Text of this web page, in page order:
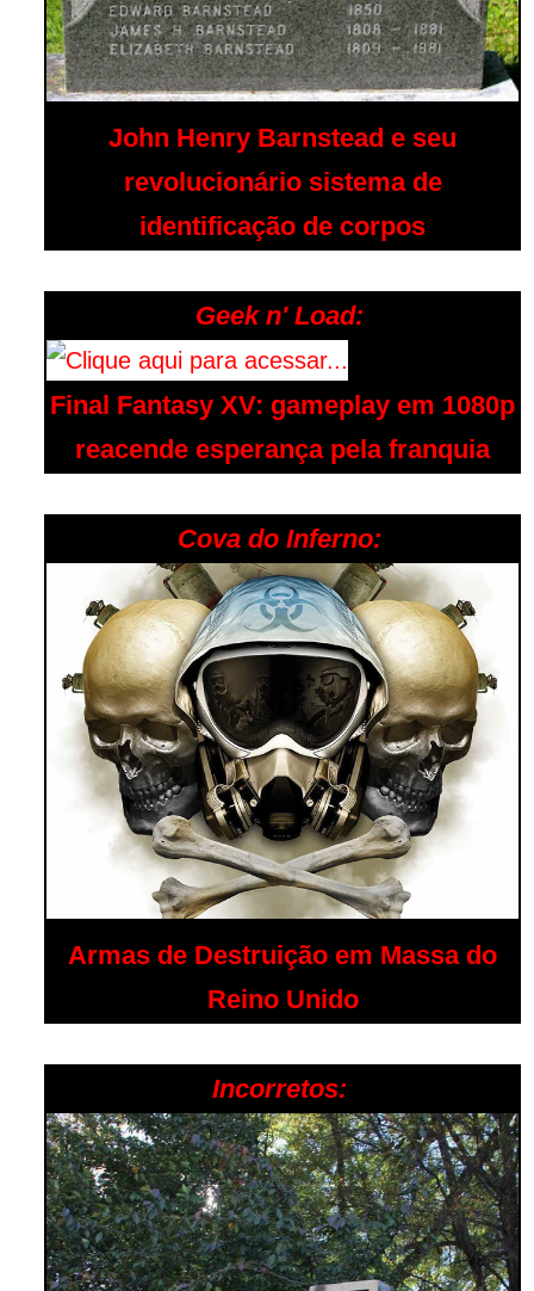
John Henry Barnstead e seu
revolucionário sistema de
identificação de corpos
Geek n' Load:
Final Fantasy XV: gameplay em 1080p
reacende esperança pela franquia
Cova do Inferno:
Armas de Destruição em Massa do
Reino Unido
Incorretos: